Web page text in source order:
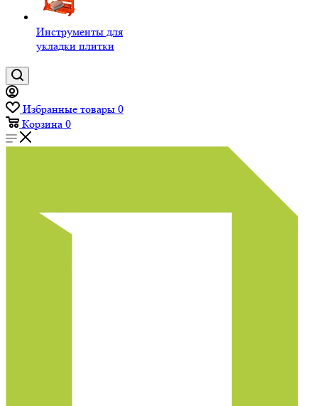
Инструменты для
укладки плитки
Избранные товары 0
Корзина 0